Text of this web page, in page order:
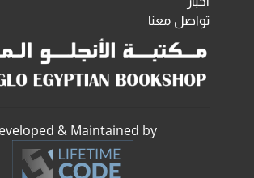
تواصل معنا
& Maintained by